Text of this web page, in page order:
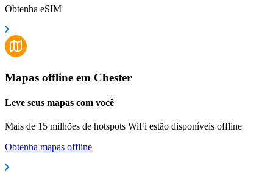
Obtenha eSIM
Mapas offline em Chester
Leve seus mapas com você
Mais de 15 milhões de hotspots WiFi estão disponíveis offline
Obtenha mapas offline